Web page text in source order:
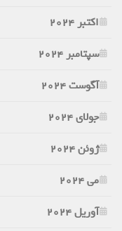
اکتبر 2024
سپتامبر 2024
آگوست 2024
جولای 2024
ژوئن 2024
می 2024
آوریل 2024